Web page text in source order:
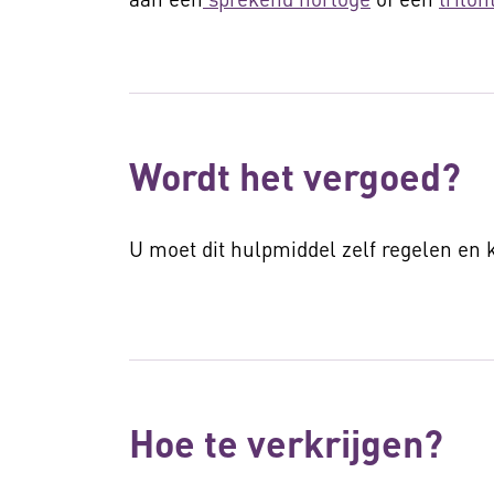
Wordt het vergoed?
U moet dit hulpmiddel zelf regelen en
Hoe te verkrijgen?